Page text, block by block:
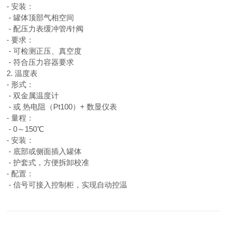
- 安装：
- 罐体顶部气相空间
- 配压力表缓冲管/针阀
- 要求：
- 可检测正压、真空度
- 符合压力容器要求
2. 温度表
- 形式：
- 双金属温度计
- 或 热电阻（Pt100）+ 数显仪表
- 量程：
- 0～150℃
- 安装：
- 底部或侧面插入罐体
- 护套式，方便拆卸校准
- 配置：
- 信号可接入控制柜，实现自动控温